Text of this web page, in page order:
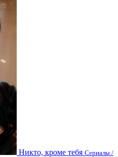
Никто, кроме тебя Сериалы /